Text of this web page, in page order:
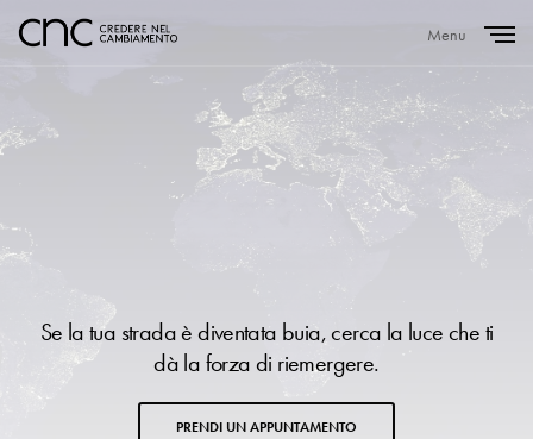
Menu
Se la tua strada è diventata buia, cerca la luce che ti
dà la forza di riemergere.
PRENDI UN APPUNTAMENTO